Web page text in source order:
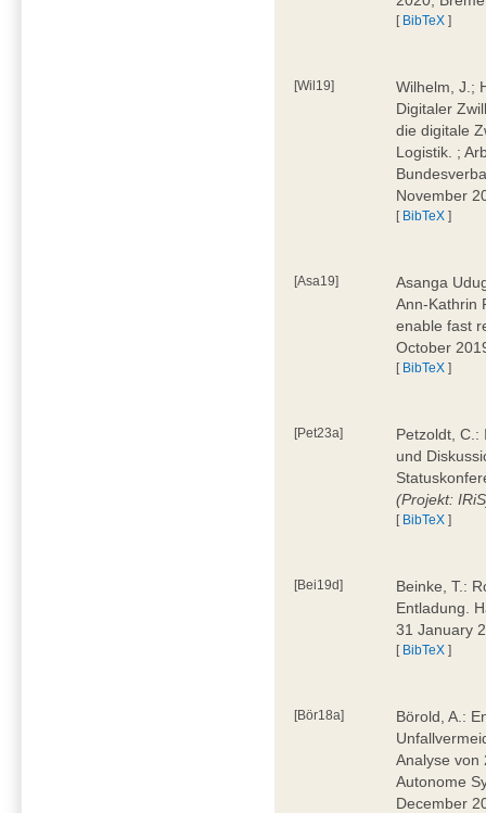
[ BibTeX ]
[Wil19]
Wilhelm, J.;
Digitaler
die digitale
Logistik. ;
November
[ BibTeX ]
[Asa19]
Asanga
Ann-Kathrin
enable fast
October
[ BibTeX ]
[Pet23a]
Petzoldt, C.:
und
(Projekt:
[ BibTeX ]
[Bei19d]
Beinke, T.:
Entladung.
31 January
[ BibTeX ]
[Bör18a]
Börold, A.:
Analyse von
Autonome
December